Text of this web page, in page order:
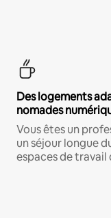
Des logements
nomades
Vous êtes un
un séjour longue
espaces de travail